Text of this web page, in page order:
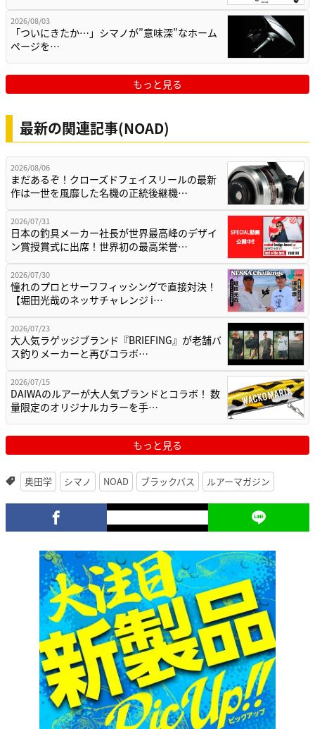
2026/08/03
「ついにきたか…」シマノが”意味深”なホーム
ページを…
もっと見る
最新の関連記事(NOAD)
2026/08/06
まだあるぞ！クローズドフェイスリールの最新
作は一世を風靡した名機の正統後継機…
2026/07/31
日本の釣具メーカー社長が世界最高峰のデザイ
ン賞授賞式に出席！世界初の最高栄誉…
2026/07/30
憧れのプロとサーフフィッシングで直接対決！
【堀田光哉のネッサチャレンジ i…
2026/07/23
大人気ラゲッジブランド『BRIEFING』が老舗バ
ス釣りメーカーと再びコラボ…
2026/07/15
DAIWAのルアーが大人気ブランドとコラボ！ 数
量限定のオリジナルカラーを手…
もっと見る
奥田学 シマノ NOAD ブラックバス ルアーマガジン